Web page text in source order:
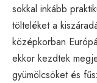
sokkal inkább
tölteléket a
középkorban
ekkor kezdtek
gyümölcsöket és